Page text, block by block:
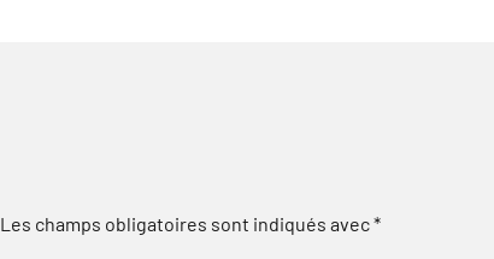
Les champs obligatoires sont indiqués avec*